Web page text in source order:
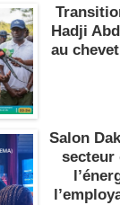
Hadji
au
Salon
secteur